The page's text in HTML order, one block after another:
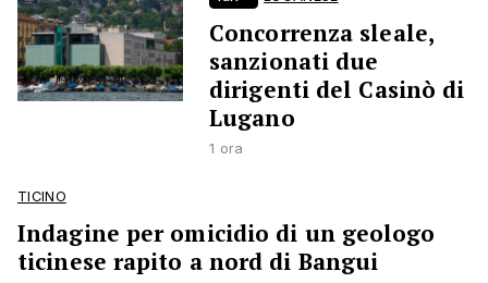
Concorrenza sleale,
sanzionati due
dirigenti del Casinò di
Lugano
1 ora
TICINO
Indagine per omicidio di un geologo
ticinese rapito a nord di Bangui